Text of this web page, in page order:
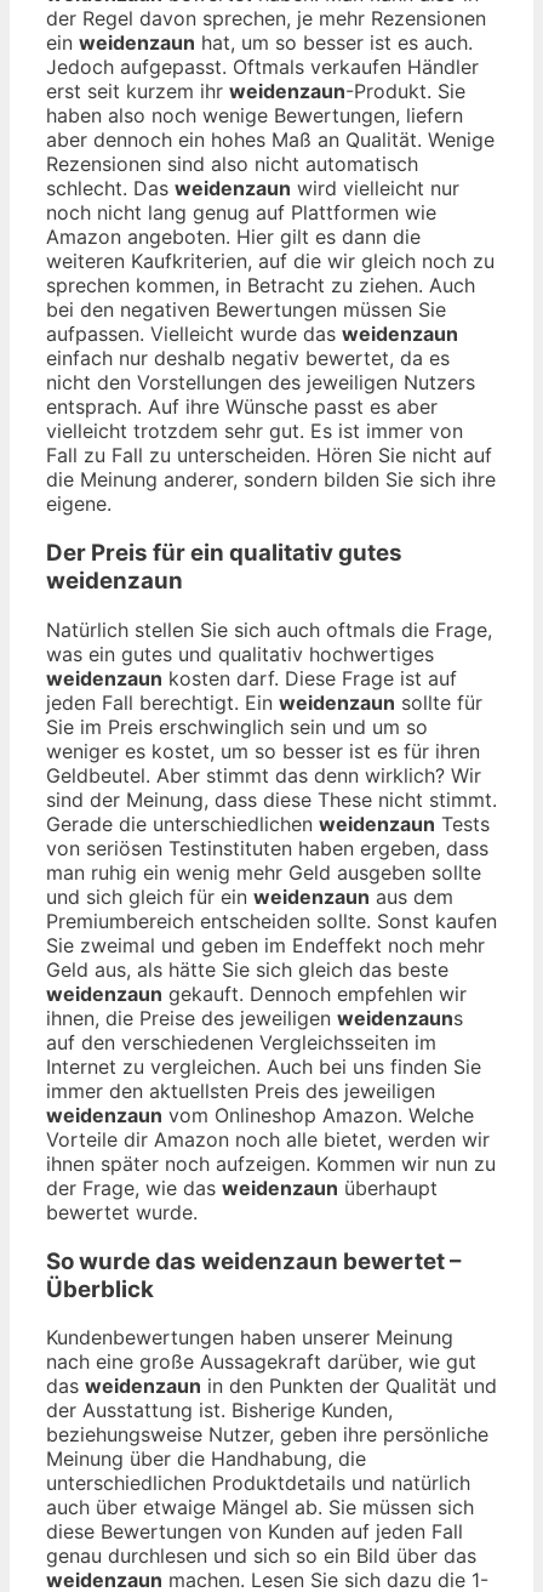
der Regel davon sprechen, je mehr Rezensionen
ein weidenzaun hat, um so besser ist es auch.
Jedoch aufgepasst. Oftmals verkaufen Händler
erst seit kurzem ihr weidenzaun-Produkt. Sie
haben also noch wenige Bewertungen, liefern
aber dennoch ein hohes Maß an Qualität. Wenige
Rezensionen sind also nicht automatisch
schlecht. Das weidenzaun wird vielleicht nur
noch nicht lang genug auf Plattformen wie
Amazon angeboten. Hier gilt es dann die
weiteren Kaufkriterien, auf die wir gleich noch zu
sprechen kommen, in Betracht zu ziehen. Auch
bei den negativen Bewertungen müssen Sie
aufpassen. Vielleicht wurde das weidenzaun
einfach nur deshalb negativ bewertet, da es
nicht den Vorstellungen des jeweiligen Nutzers
entsprach. Auf ihre Wünsche passt es aber
vielleicht trotzdem sehr gut. Es ist immer von
Fall zu Fall zu unterscheiden. Hören Sie nicht auf
die Meinung anderer, sondern bilden Sie sich ihre
eigene.
Der Preis für ein qualitativ gutes
weidenzaun
Natürlich stellen Sie sich auch oftmals die Frage,
was ein gutes und qualitativ hochwertiges
weidenzaun kosten darf. Diese Frage ist auf
jeden Fall berechtigt. Ein weidenzaun sollte für
Sie im Preis erschwinglich sein und um so
weniger es kostet, um so besser ist es für ihren
Geldbeutel. Aber stimmt das denn wirklich? Wir
sind der Meinung, dass diese These nicht stimmt.
Gerade die unterschiedlichen weidenzaun Tests
von seriösen Testinstituten haben ergeben, dass
man ruhig ein wenig mehr Geld ausgeben sollte
und sich gleich für ein weidenzaun aus dem
Premiumbereich entscheiden sollte. Sonst kaufen
Sie zweimal und geben im Endeffekt noch mehr
Geld aus, als hätte Sie sich gleich das beste
weidenzaun gekauft. Dennoch empfehlen wir
ihnen, die Preise des jeweiligen weidenzauns
auf den verschiedenen Vergleichsseiten im
Internet zu vergleichen. Auch bei uns finden Sie
immer den aktuellsten Preis des jeweiligen
weidenzaun vom Onlineshop Amazon. Welche
Vorteile dir Amazon noch alle bietet, werden wir
ihnen später noch aufzeigen. Kommen wir nun zu
der Frage, wie das weidenzaun überhaupt
bewertet wurde.
So wurde das weidenzaun bewertet –
Überblick
Kundenbewertungen haben unserer Meinung
nach eine große Aussagekraft darüber, wie gut
das weidenzaun in den Punkten der Qualität und
der Ausstattung ist. Bisherige Kunden,
beziehungsweise Nutzer, geben ihre persönliche
Meinung über die Handhabung, die
unterschiedlichen Produktdetails und natürlich
auch über etwaige Mängel ab. Sie müssen sich
diese Bewertungen von Kunden auf jeden Fall
genau durchlesen und sich so ein Bild über das
weidenzaun machen. Lesen Sie sich dazu die 1-